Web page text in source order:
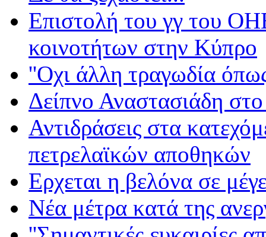
Επιστολή του γγ του
κοινοτήτων στην Κύπρο
''Οχι άλλη τραγωδία
Δείπνο Αναστασιάδη
Αντιδράσεις στα
πετρελαϊκών αποθηκών
Ερχεται η βελόνα σε
Νέα μέτρα κατά της